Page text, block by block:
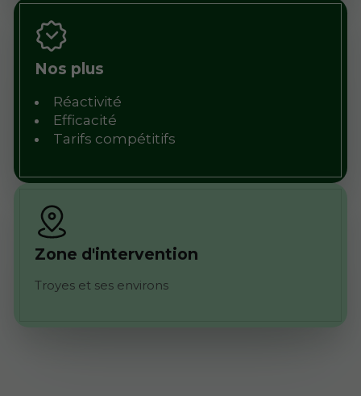
Nos plus
Réactivité
Efficacité
Tarifs compétitifs
Zone d'intervention
Troyes et ses environs